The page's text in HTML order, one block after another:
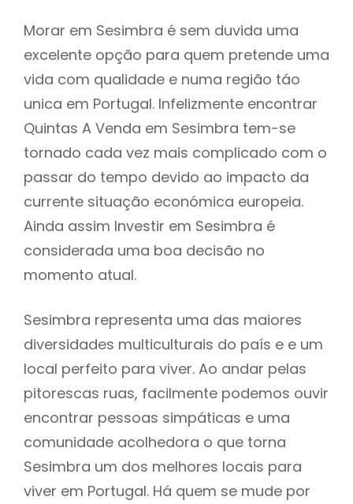
Morar em Sesimbra é sem duvida uma
excelente opção para quem pretende uma
vida com qualidade e numa região táo
unica em Portugal. Infelizmente encontrar
Quintas A Venda em Sesimbra tem-se
tornado cada vez mais complicado com o
passar do tempo devido ao impacto da
currente situação económica europeia.
Ainda assim Investir em Sesimbra é
considerada uma boa decisão no
momento atual.
Sesimbra representa uma das maiores
diversidades multiculturais do país e e um
local perfeito para viver. Ao andar pelas
pitorescas ruas, facilmente podemos ouvir
encontrar pessoas simpáticas e uma
comunidade acolhedora o que torna
Sesimbra um dos melhores locais para
viver em Portugal. Há quem se mude por